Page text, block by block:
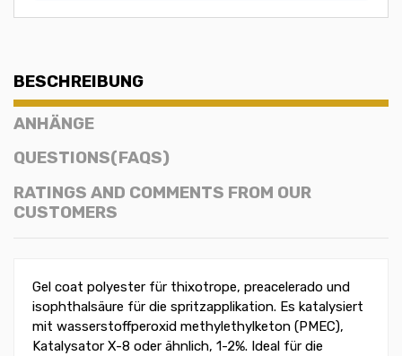
BESCHREIBUNG
ANHÄNGE
QUESTIONS(FAQS)
RATINGS AND COMMENTS FROM OUR
CUSTOMERS
Gel coat polyester für thixotrope, preacelerado und
isophthalsäure für die spritzapplikation. Es katalysiert
mit wasserstoffperoxid methylethylketon (PMEC),
Katalysator X-8 oder ähnlich, 1-2%. Ideal für die